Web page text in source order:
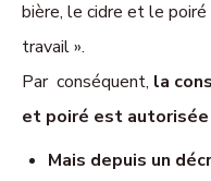
bière, le cidre et le
travail ».
Par conséquent, la
et poiré est
Mais depuis un